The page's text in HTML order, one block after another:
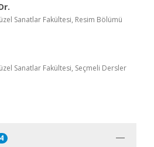
Sanatlar Fakültesi, Resim Bölümü
Sanatlar Fakültesi, Seçmeli Dersler
4